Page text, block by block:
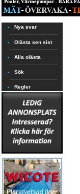
Nya svar
Olästa sen sist
Alla olästa
Sök
Regler